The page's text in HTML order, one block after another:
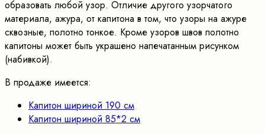
образовать любой узор. Отличие другого узорчатого
материала, ажура, от капитона в том, что узоры на ажуре
сквозные, полотно тонкое. Кроме узоров швов полотно
капитоны может быть украшено напечатанным рисунком
(набивкой).
В продаже имеется:
Капитон шириной 190 см
Капитон шириной 85*2 см